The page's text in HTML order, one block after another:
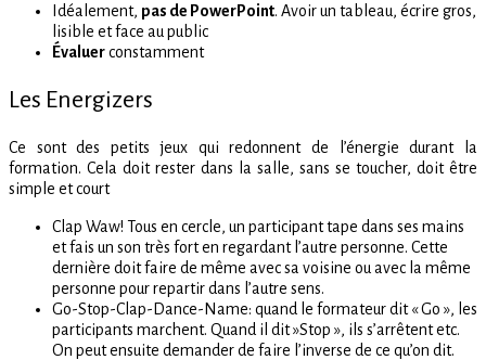
Idéalement, pas de PowerPoint. Avoir un tableau, écrire gros,
lisible et face au public
Évaluerconstamment
Les Energizers
Ce sont des petits jeux qui redonnent de l’énergie durant la
formation. Cela doit rester dans la salle, sans se toucher, doit être
simple et court
Clap Waw! Tous en cercle, un participant tape dans ses mains
et fais un son très fort en regardant l’autre personne. Cette
dernière doit faire de même avec sa voisine ou avec la même
personne pour repartir dans l’autre sens.
Go-Stop-Clap-Dance-Name: quand le formateur dit « Go », les
participants marchent. Quand il dit »Stop », ils s’arrêtent etc.
On peut ensuite demander de faire l’inverse de ce qu’on dit.